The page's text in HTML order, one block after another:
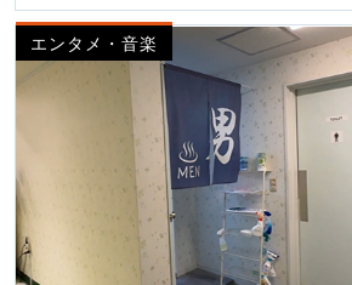
エンタメ・音楽